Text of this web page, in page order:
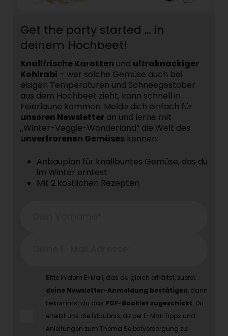
Get the party started … in
deinem Hochbeet!
Knallfrische Karotten und ultraknackiger
Kohlrabi – wer solche Gemüse auch bei
eisigen Temperaturen und Schneegestöber
aus dem Hochbeet zieht, kann schnell in
Feierlaune kommen. Melde dich einfach für
unseren Newsletter an und lerne mit
„Winter-Veggie-Wonderland“ die Welt des
unverfrorenen Gemüses kennen:
Anbauplan für knallbuntes Gemüse, das du
im Winter erntest
Mit 2 köstlichen Rezepten
Bitte in dem E-Mail, das du gleich erhältst, zuerst
deine Newsletter-Anmeldung bestätigen, dann
bekommst du das PDF-Booklet zugeschickt. Du
erteilst uns die Erlaubnis, dir per E-Mail Tipps und
Anleitungen zum Thema Selbstversorgung zu